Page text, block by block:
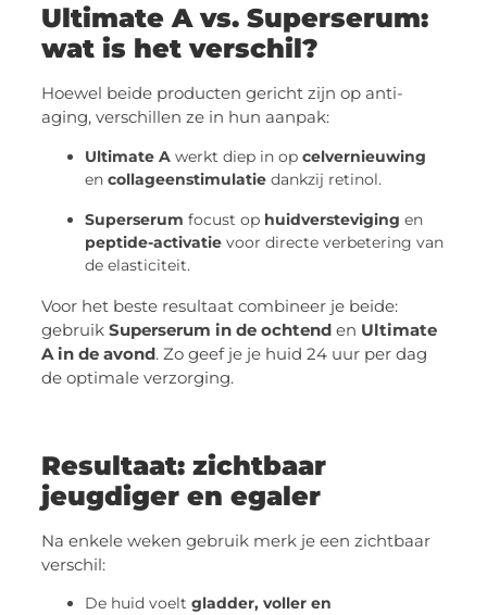
Ultimate A vs. Superserum:
wat is het verschil?
Hoewel beide producten gericht zijn op anti-
aging, verschillen ze in hun aanpak:
Ultimate A werkt diep in opcelvernieuwing
encollageenstimulatie dankzij retinol.
Superserum focust op huidversteviging en
peptide-activatie voor directe verbetering van
de elasticiteit.
Voor het beste resultaat combineer je beide:
gebruikSuperserum in de ochtend en Ultimate
A in de avond. Zo geef je je huid 24 uur per dag
de optimale verzorging.
Resultaat: zichtbaar
jeugdiger en egaler
Na enkele weken gebruik merk je een zichtbaar
verschil:
De huid voeltgladder, voller en